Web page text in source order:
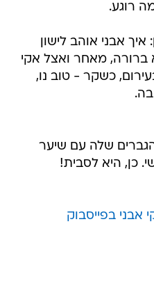
רוגע.
אבני אוהב לישון
מאחר ואצל אקי
כשקר - טוב נו,
שלה עם שיער
כן, היא לסבית!
אבני בפייסבוק